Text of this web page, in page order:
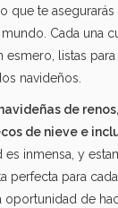
que te
Cada una
esmero, listas
navideños.
de
de nieve e
es inmensa, y
perfecta para
oportunidad de